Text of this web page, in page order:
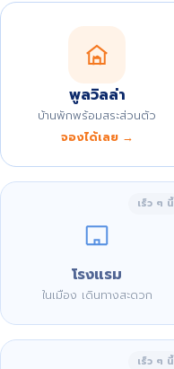
พูลวิลล่า
บ้านพักพร้อมสระส่วนตัว
จองได้เลย →
เร็ว ๆ นี้
โรงแรม
ในเมือง เดินทางสะดวก
เร็ว ๆ นี้